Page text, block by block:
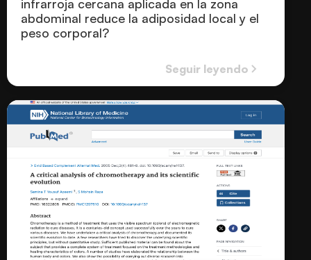
infrarroja cercana aplicada en la zona
abdominal reduce la adiposidad local y el
peso corporal?
Seguir leyendo